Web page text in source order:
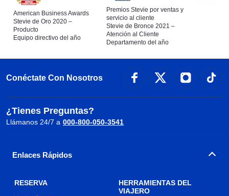
American Business Awards
Stevie de Oro 2020 –
Producto
Equipo directivo del año
Premios Stevie por ventas y
servicio al cliente
Stevie de Bronce 2021 –
Atención al Cliente
Departamento del año
Conéctate Con Nosotros
¿Tienes Preguntas?
Llámanos 24/7 a 000-800-050-3541
Enlaces Rápidos
RESERVA
HERRAMIENTAS DEL
VIAJERO